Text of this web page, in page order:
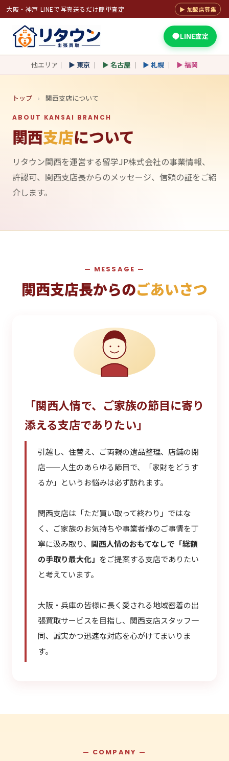
大阪・神戸 LINEで写真送るだけ簡単査定 ▶ 加盟店募集
LINE査定
他エリア｜ ▶ 東京 ｜ ▶ 名古屋 ｜ ▶ 札幌 ｜ ▶ 福岡
トップ › 関西支店について
ABOUT KANSAI BRANCH
関西支店について
リタウン関西を運営する留学JP株式会社の事業情報、
許認可、関西支店長からのメッセージ、信頼の証をご紹
介します。
— MESSAGE —
関西支店長からのごあいさつ
「関西人情で、ご家族の節目に寄り
添える支店でありたい」
引越し、住替え、ご両親の遺品整理、店舗の閉
店——人生のあらゆる節目で、「家財をどうす
るか」というお悩みは必ず訪れます。
関西支店は「ただ買い取って終わり」ではな
く、ご家族のお気持ちや事業者様のご事情を丁
寧に汲み取り、 関西人情のおもてなしで「総額
の手取り最大化」 をご提案する支店でありたい
と考えています。
大阪・兵庫の皆様に長く愛される地域密着の出
張買取サービスを目指し、関西支店スタッフ一
同、誠実かつ迅速な対応を心がけてまいりま
す。
— COMPANY —